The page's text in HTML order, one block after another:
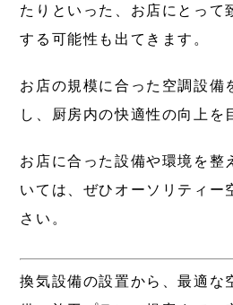
たりといった、お店にとって
する可能性も出てきます。
お店の規模に合った空調設備
し、厨房内の快適性の向上を
お店に合った設備や環境を整
いては、ぜひオーソリティー
さい。
換気設備の設置から、最適な